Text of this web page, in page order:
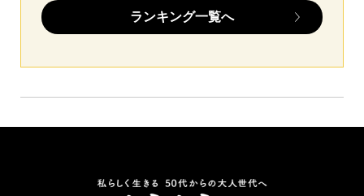
ランキング一覧へ